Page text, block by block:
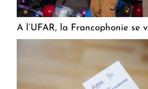
A l’UFAR, la Francophonie se